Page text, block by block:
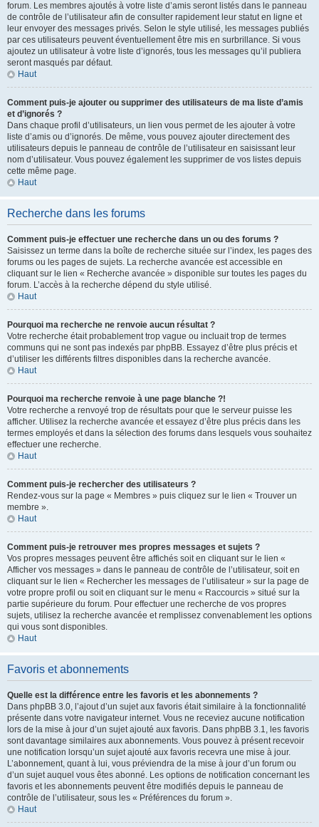
forum. Les membres ajoutés à votre liste d’amis seront listés dans le panneau
de contrôle de l’utilisateur afin de consulter rapidement leur statut en ligne et
leur envoyer des messages privés. Selon le style utilisé, les messages publiés
par ces utilisateurs peuvent éventuellement être mis en surbrillance. Si vous
ajoutez un utilisateur à votre liste d’ignorés, tous les messages qu’il publiera
seront masqués par défaut.
Haut
Comment puis-je ajouter ou supprimer des utilisateurs de ma liste d’amis
et d’ignorés ?
Dans chaque profil d’utilisateurs, un lien vous permet de les ajouter à votre
liste d’amis ou d’ignorés. De même, vous pouvez ajouter directement des
utilisateurs depuis le panneau de contrôle de l’utilisateur en saisissant leur
nom d’utilisateur. Vous pouvez également les supprimer de vos listes depuis
cette même page.
Haut
Recherche dans les forums
Comment puis-je effectuer une recherche dans un ou des forums ?
Saisissez un terme dans la boîte de recherche située sur l’index, les pages des
forums ou les pages de sujets. La recherche avancée est accessible en
cliquant sur le lien « Recherche avancée » disponible sur toutes les pages du
forum. L’accès à la recherche dépend du style utilisé.
Haut
Pourquoi ma recherche ne renvoie aucun résultat ?
Votre recherche était probablement trop vague ou incluait trop de termes
communs qui ne sont pas indexés par phpBB. Essayez d’être plus précis et
d’utiliser les différents filtres disponibles dans la recherche avancée.
Haut
Pourquoi ma recherche renvoie à une page blanche ?!
Votre recherche a renvoyé trop de résultats pour que le serveur puisse les
afficher. Utilisez la recherche avancée et essayez d’être plus précis dans les
termes employés et dans la sélection des forums dans lesquels vous souhaitez
effectuer une recherche.
Haut
Comment puis-je rechercher des utilisateurs ?
Rendez-vous sur la page « Membres » puis cliquez sur le lien « Trouver un
membre ».
Haut
Comment puis-je retrouver mes propres messages et sujets ?
Vos propres messages peuvent être affichés soit en cliquant sur le lien «
Afficher vos messages » dans le panneau de contrôle de l’utilisateur, soit en
cliquant sur le lien « Rechercher les messages de l’utilisateur » sur la page de
votre propre profil ou soit en cliquant sur le menu « Raccourcis » situé sur la
partie supérieure du forum. Pour effectuer une recherche de vos propres
sujets, utilisez la recherche avancée et remplissez convenablement les options
qui vous sont disponibles.
Haut
Favoris et abonnements
Quelle est la différence entre les favoris et les abonnements ?
Dans phpBB 3.0, l’ajout d’un sujet aux favoris était similaire à la fonctionnalité
présente dans votre navigateur internet. Vous ne receviez aucune notification
lors de la mise à jour d’un sujet ajouté aux favoris. Dans phpBB 3.1, les favoris
sont davantage similaires aux abonnements. Vous pouvez à présent recevoir
une notification lorsqu’un sujet ajouté aux favoris recevra une mise à jour.
L’abonnement, quant à lui, vous préviendra de la mise à jour d’un forum ou
d’un sujet auquel vous êtes abonné. Les options de notification concernant les
favoris et les abonnements peuvent être modifiés depuis le panneau de
contrôle de l’utilisateur, sous les « Préférences du forum ».
Haut